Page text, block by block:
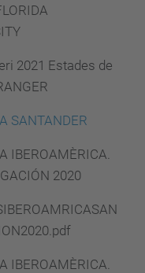
2021 Estades de
SANTANDER
IBEROAMÈRICA.
2020
IBEROAMÈRICA.